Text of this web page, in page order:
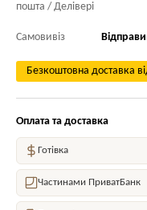
пошта / Делівері
Самовивіз
Безкоштовна доставка
Оплата та доставка
Готівка
Частинами ПриватБанк